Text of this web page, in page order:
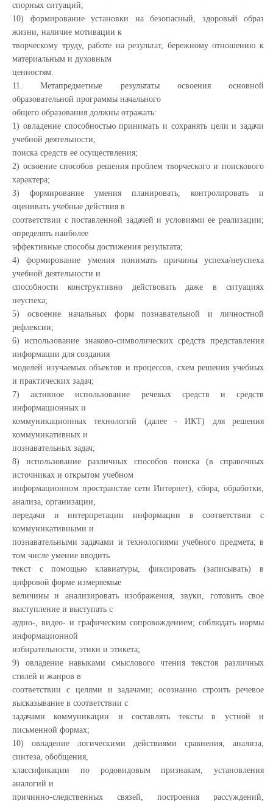
спорных ситуаций;
10) формирование установки на безопасный, здоровый образ
жизни, наличие мотивации к
творческому труду, работе на результат, бережному отношению к
материальным и духовным
ценностям.
11. Метапредметные результаты освоения основной
образовательной программы начального
общего образования должны отражать:
1) овладение способностью принимать и сохранять цели и задачи
учебной деятельности,
поиска средств ее осуществления;
2) освоение способов решения проблем творческого и поискового
характера;
3) формирование умения планировать, контролировать и
оценивать учебные действия в
соответствии с поставленной задачей и условиями ее реализации;
определять наиболее
эффективные способы достижения результата;
4) формирование умения понимать причины успеха/неуспеха
учебной деятельности и
способности конструктивно действовать даже в ситуациях
неуспеха;
5) освоение начальных форм познавательной и личностной
рефлексии;
6) использование знаково-символических средств представления
информации для создания
моделей изучаемых объектов и процессов, схем решения учебных
и практических задач;
7) активное использование речевых средств и средств
информационных и
коммуникационных технологий (далее - ИКТ) для решения
коммуникативных и
познавательных задач;
8) использование различных способов поиска (в справочных
источниках и открытом учебном
информационном пространстве сети Интернет), сбора, обработки,
анализа, организации,
передачи и интерпретации информации в соответствии с
коммуникативными и
познавательными задачами и технологиями учебного предмета; в
том числе умение вводить
текст с помощью клавиатуры, фиксировать (записывать) в
цифровой форме измеряемые
величины и анализировать изображения, звуки, готовить свое
выступление и выступать с
аудио-, видео- и графическим сопровождением; соблюдать нормы
информационной
избирательности, этики и этикета;
9) овладение навыками смыслового чтения текстов различных
стилей и жанров в
соответствии с целями и задачами; осознанно строить речевое
высказывание в соответствии с
задачами коммуникации и составлять тексты в устной и
письменной формах;
10) овладение логическими действиями сравнения, анализа,
синтеза, обобщения,
классификации по родовидовым признакам, установления
аналогий и
причинно-следственных связей, построения рассуждений,